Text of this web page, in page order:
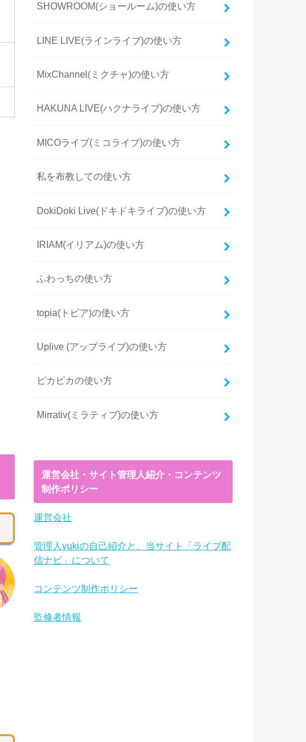
SHOWROOM(ショールーム)の使い方
LINE LIVE(ラインライブ)の使い方
MixChannel(ミクチャ)の使い方
HAKUNA LIVE(ハクナライブ)の使い方
MICOライブ(ミコライブ)の使い方
私を布教しての使い方
DokiDoki Live(ドキドキライブ)の使い方
IRIAM(イリアム)の使い方
ふわっちの使い方
topia(トピア)の使い方
Uplive (アップライブ)の使い方
ピカピカの使い方
Mirrativ(ミラティブ)の使い方
運営会社・サイト管理人紹介・コンテンツ
制作ポリシー
運営会社
管理人yukiの自己紹介と、当サイト「ライブ配
信ナビ」について
コンテンツ制作ポリシー
監修者情報